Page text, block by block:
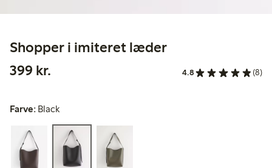
Shopper i imiteret læder
399 kr.
4.8 (8)
Farve: Black